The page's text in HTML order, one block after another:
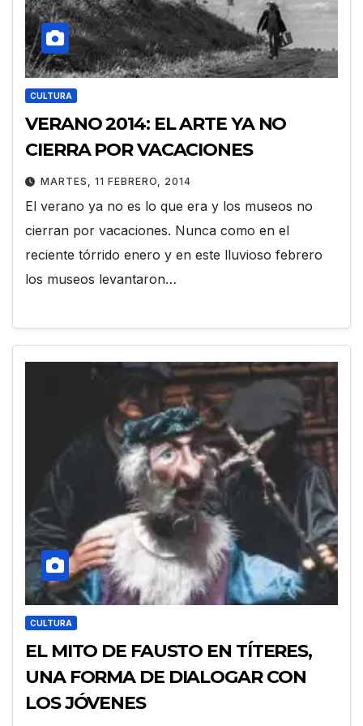
CULTURA
VERANO 2014: EL ARTE YA NO
CIERRA POR VACACIONES
MARTES, 11 FEBRERO, 2014
El verano ya no es lo que era y los museos no
cierran por vacaciones. Nunca como en el
reciente tórrido enero y en este lluvioso febrero
los museos levantaron…
CULTURA
EL MITO DE FAUSTO EN TÍTERES,
UNA FORMA DE DIALOGAR CON
LOS JÓVENES